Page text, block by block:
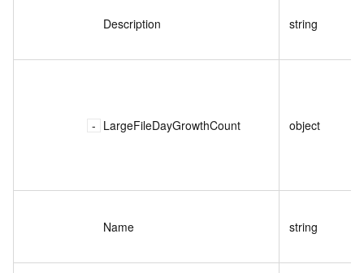
Description string
LargeFileDayGrowthCount object
Name string